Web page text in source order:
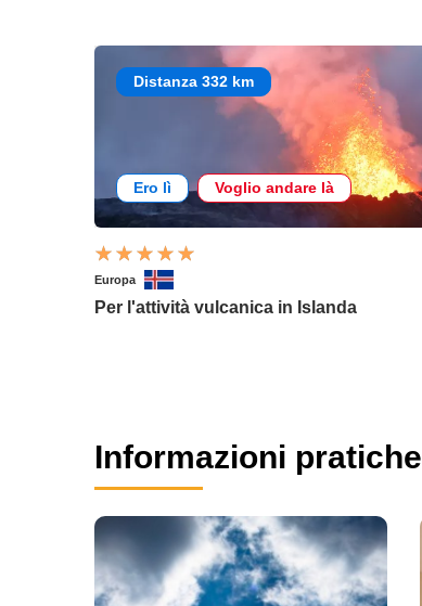
Distanza 332 km
Ero lì Voglio andare là
Europa
Per l'attività vulcanica in Islanda
Informazioni pratiche